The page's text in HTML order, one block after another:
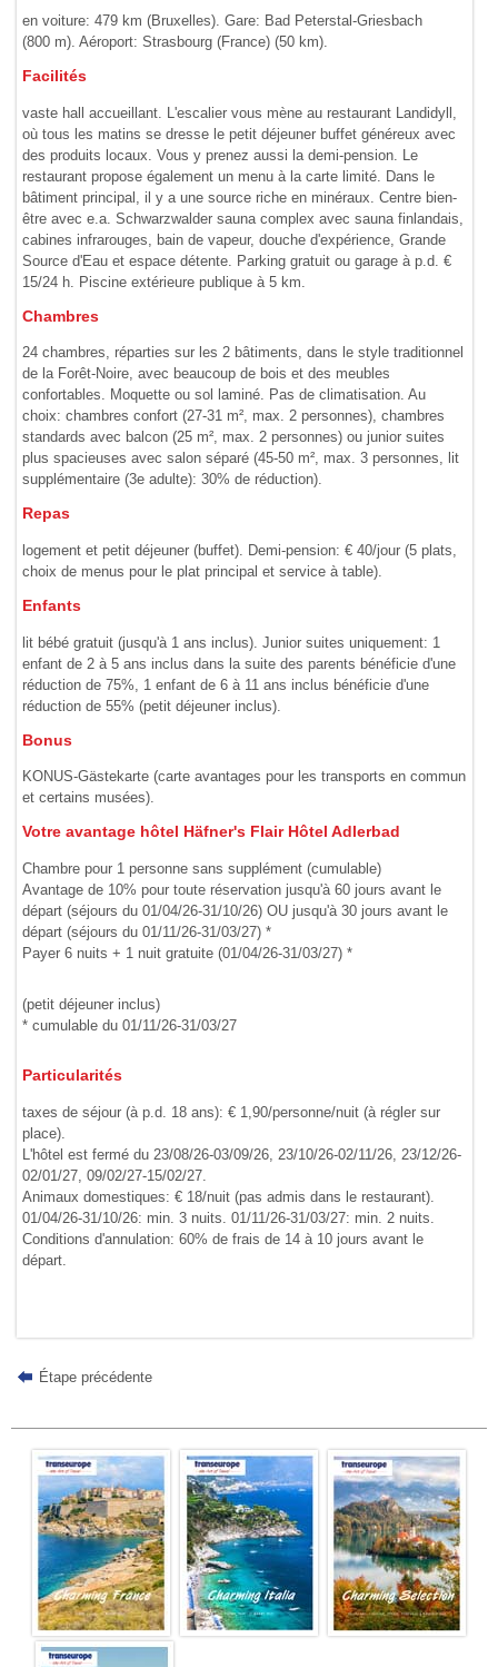
en voiture: 479 km (Bruxelles). Gare: Bad Peterstal-Griesbach
(800 m). Aéroport: Strasbourg (France) (50 km).
Facilités
vaste hall accueillant. L'escalier vous mène au restaurant Landidyll,
où tous les matins se dresse le petit déjeuner buffet généreux avec
des produits locaux. Vous y prenez aussi la demi-pension. Le
restaurant propose également un menu à la carte limité. Dans le
bâtiment principal, il y a une source riche en minéraux. Centre bien-
être avec e.a. Schwarzwalder sauna complex avec sauna finlandais,
cabines infrarouges, bain de vapeur, douche d'expérience, Grande
Source d'Eau et espace détente. Parking gratuit ou garage à p.d. €
15/24 h. Piscine extérieure publique à 5 km.
Chambres
24 chambres, réparties sur les 2 bâtiments, dans le style traditionnel
de la Forêt-Noire, avec beaucoup de bois et des meubles
confortables. Moquette ou sol laminé. Pas de climatisation. Au
choix: chambres confort (27-31 m², max. 2 personnes), chambres
standards avec balcon (25 m², max. 2 personnes) ou junior suites
plus spacieuses avec salon séparé (45-50 m², max. 3 personnes, lit
supplémentaire (3e adulte): 30% de réduction).
Repas
logement et petit déjeuner (buffet). Demi-pension: € 40/jour (5 plats,
choix de menus pour le plat principal et service à table).
Enfants
lit bébé gratuit (jusqu'à 1 ans inclus). Junior suites uniquement: 1
enfant de 2 à 5 ans inclus dans la suite des parents bénéficie d'une
réduction de 75%, 1 enfant de 6 à 11 ans inclus bénéficie d'une
réduction de 55% (petit déjeuner inclus).
Bonus
KONUS-Gästekarte (carte avantages pour les transports en commun
et certains musées).
Votre avantage hôtel Häfner's Flair Hôtel Adlerbad
Chambre pour 1 personne sans supplément (cumulable)
Avantage de 10% pour toute réservation jusqu'à 60 jours avant le
départ (séjours du 01/04/26-31/10/26) OU jusqu'à 30 jours avant le
départ (séjours du 01/11/26-31/03/27) *
Payer 6 nuits + 1 nuit gratuite (01/04/26-31/03/27) *
(petit déjeuner inclus)
* cumulable du 01/11/26-31/03/27
Particularités
taxes de séjour (à p.d. 18 ans): € 1,90/personne/nuit (à régler sur
place).
L'hôtel est fermé du 23/08/26-03/09/26, 23/10/26-02/11/26, 23/12/26-
02/01/27, 09/02/27-15/02/27.
Animaux domestiques: € 18/nuit (pas admis dans le restaurant).
01/04/26-31/10/26: min. 3 nuits. 01/11/26-31/03/27: min. 2 nuits.
Conditions d'annulation: 60% de frais de 14 à 10 jours avant le
départ.
Étape précédente